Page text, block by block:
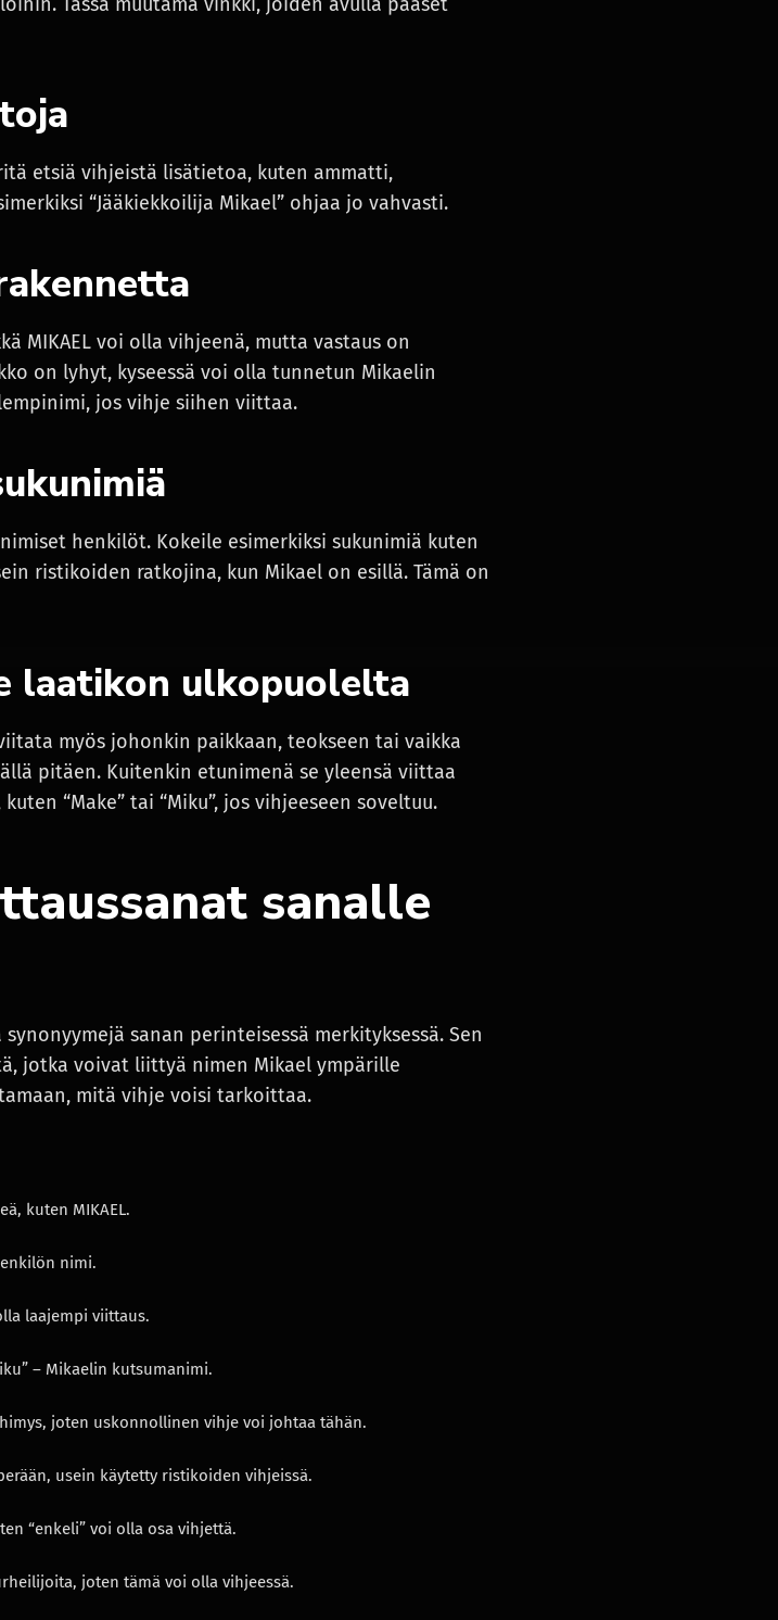
etsiä vihjeistä lisätietoa, kuten ammatti,
“Jääkiekkoilija Mikael” ohjaa jo vahvasti.
MIKAEL voi olla vihjeenä, mutta vastaus on
on lyhyt, kyseessä voi olla tunnetun Mikaelin
jos vihje siihen viittaa.
henkilöt. Kokeile esimerkiksi sukunimiä kuten
ristikoiden ratkojina, kun Mikael on esillä. Tämä on
laatikon ulkopuolelta
myös johonkin paikkaan, teokseen tai vaikka
pitäen. Kuitenkin etunimenä se yleensä viittaa
“Make” tai “Miku”, jos vihjeeseen soveltuu.
sanalle
sanan perinteisessä merkityksessä. Sen
jotka voivat liittyä nimen Mikael ympärille
mitä vihje voisi tarkoittaa.
kuten MIKAEL.
nimi.
laajempi viittaus.
– Mikaelin kutsumanimi.
joten uskonnollinen vihje voi johtaa tähän.
usein käytetty ristikoiden vihjeissä.
“enkeli” voi olla osa vihjettä.
joten tämä voi olla vihjeessä.